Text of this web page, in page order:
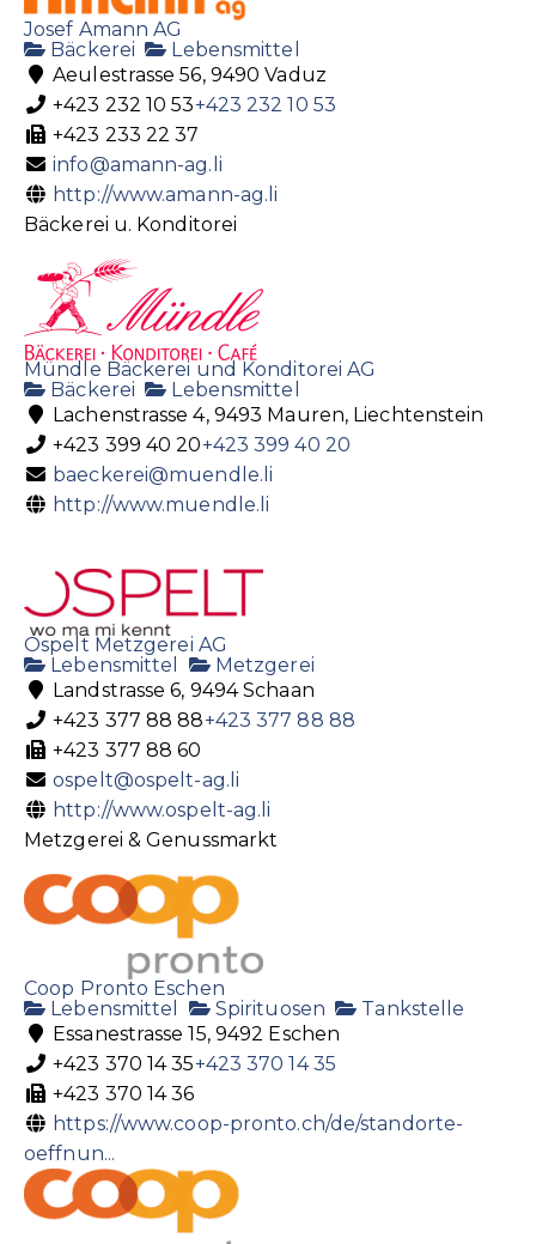
Josef Amann AG
Bäckerei
Lebensmittel
Aeulestrasse 56, 9490 Vaduz
+423 232 10 53+423 232 10 53
+423 233 22 37
info@amann-ag.li
http://www.amann-ag.li
Bäckerei u. Konditorei
Mündle Bäckerei und Konditorei AG
Bäckerei
Lebensmittel
Lachenstrasse 4, 9493 Mauren, Liechtenstein
+423 399 40 20+423 399 40 20
baeckerei@muendle.li
http://www.muendle.li
Ospelt Metzgerei AG
Lebensmittel
Metzgerei
Landstrasse 6, 9494 Schaan
+423 377 88 88+423 377 88 88
+423 377 88 60
ospelt@ospelt-ag.li
http://www.ospelt-ag.li
Metzgerei & Genussmarkt
Coop Pronto Eschen
Lebensmittel
Spirituosen
Tankstelle
Essanestrasse 15, 9492 Eschen
+423 370 14 35+423 370 14 35
+423 370 14 36
https://www.coop-pronto.ch/de/standorte-
oeffnun...